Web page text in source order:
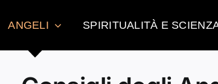
ANGELI SPIRITUALITÀ E